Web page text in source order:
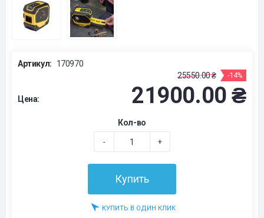
Артикул: 170970
Цена:
25550.00 ₴ -14%
21900.00 ₴
Кол-во
- +
Купить
КУПИТЬ В ОДИН КЛИК